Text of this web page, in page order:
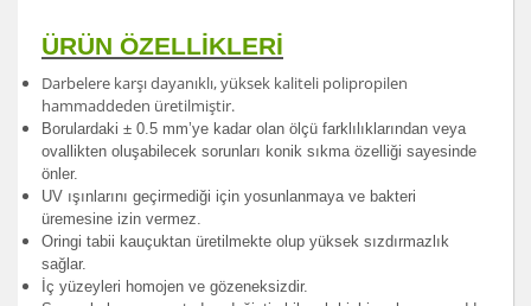
ÜRÜN ÖZELLİKLERİ
Darbelere karşı dayanıklı, yüksek kaliteli polipropilen
hammaddeden üretilmiştir.
Borulardaki ± 0.5 mm’ye kadar olan ölçü farklılıklarından veya
ovallikten oluşabilecek sorunları konik sıkma özelliği sayesinde
önler.
UV ışınlarını geçirmediği için yosunlanmaya ve bakteri
üremesine izin vermez.
Oringi tabii kauçuktan üretilmekte olup yüksek sızdırmazlık
sağlar.
İç yüzeyleri homojen ve gözeneksizdir.